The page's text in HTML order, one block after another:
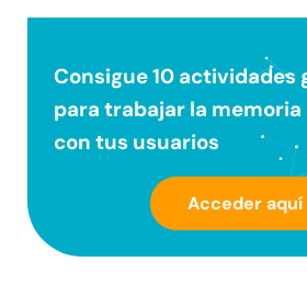
Consigue 10 actividades
para trabajar la
con tus usuarios
Acceder aquí